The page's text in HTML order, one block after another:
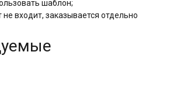
шаблон;
не входит, заказывается отдельно